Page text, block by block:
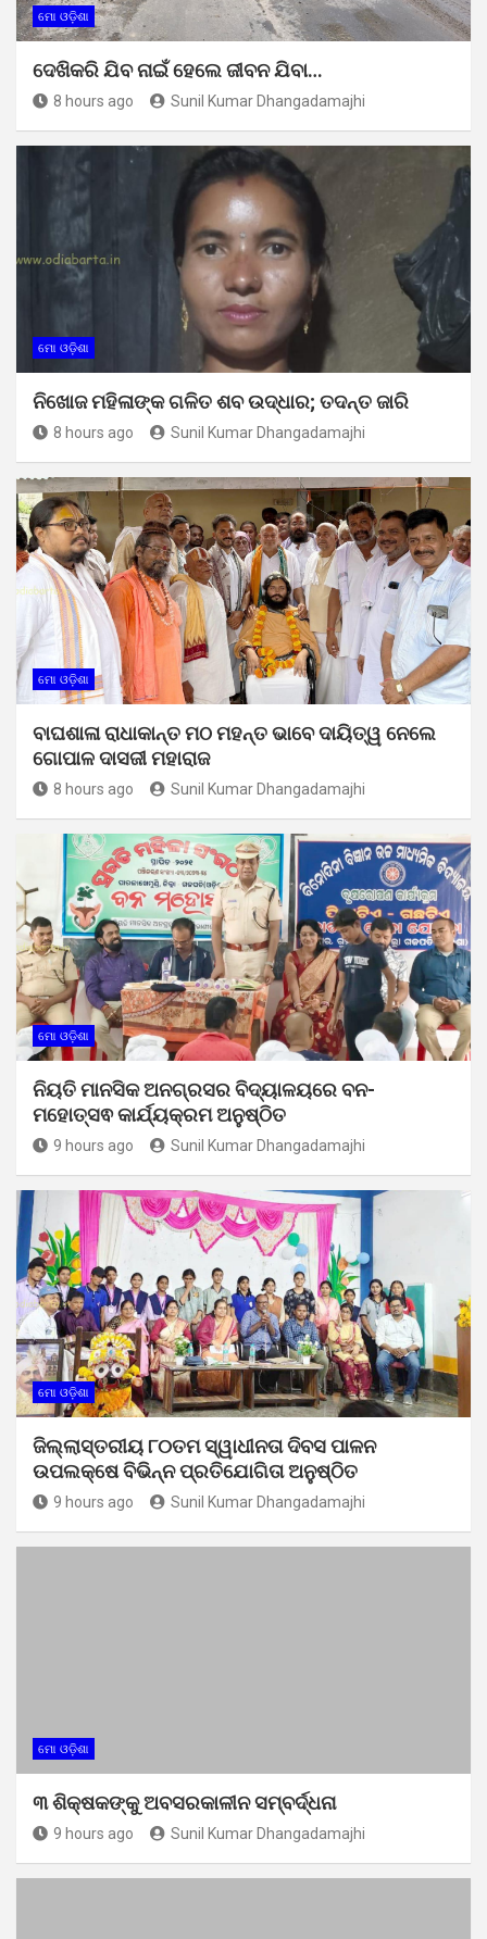
ମୋ ଓଡ଼ିଶା
ଦେଖିକରି ଯିବ ନାଇଁ ହେଲେ ଜୀବନ ଯିବା…
8 hours ago Sunil Kumar Dhangadamajhi
ମୋ ଓଡ଼ିଶା
ନିଖୋଜ ମହିଳାଙ୍କ ଗଳିତ ଶବ ଉଦ୍ଧାର; ତଦନ୍ତ ଜାରି
8 hours ago Sunil Kumar Dhangadamajhi
ମୋ ଓଡ଼ିଶା
ବାଘଶାଳା ରାଧାକାନ୍ତ ମଠ ମହନ୍ତ ଭାବେ ଦାୟିତ୍ୱ ନେଲେ
ଗୋପାଳ ଦାସଜୀ ମହାରାଜ
8 hours ago Sunil Kumar Dhangadamajhi
ମୋ ଓଡ଼ିଶା
ନିୟତି ମାନସିକ ଅନଗ୍ରସର ବିଦ୍ୟାଳୟରେ ବନ-
ମହୋତ୍ସଵ କାର୍ଯ୍ୟକ୍ରମ ଅନୁଷ୍ଠିତ
9 hours ago Sunil Kumar Dhangadamajhi
ମୋ ଓଡ଼ିଶା
ଜିଲ୍ଲାସ୍ତରୀୟ ୮୦ତମ ସ୍ୱାଧୀନତା ଦିବସ ପାଳନ
ଉପଲକ୍ଷେ ବିଭିନ୍ନ ପ୍ରତିଯୋଗିତା ଅନୁଷ୍ଠିତ
9 hours ago Sunil Kumar Dhangadamajhi
ମୋ ଓଡ଼ିଶା
୩ ଶିକ୍ଷକଙ୍କୁ ଅବସରକାଳୀନ ସମ୍ବର୍ଦ୍ଧନା
9 hours ago Sunil Kumar Dhangadamajhi